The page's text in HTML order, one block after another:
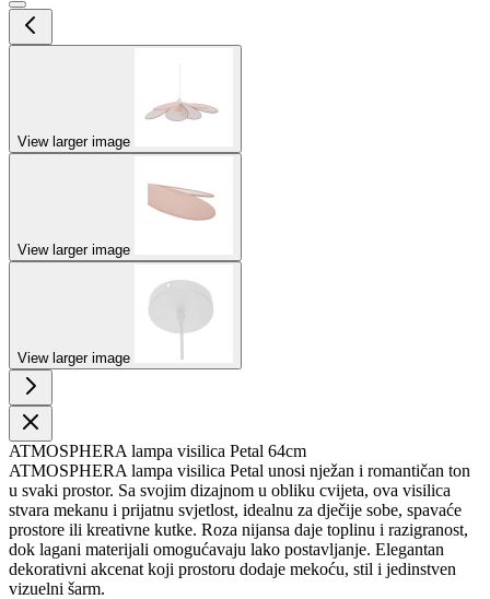
View larger image
View larger image
View larger image
ATMOSPHERA lampa visilica Petal 64cm
ATMOSPHERA lampa visilica Petal unosi nježan i romantičan ton
u svaki prostor. Sa svojim dizajnom u obliku cvijeta, ova visilica
stvara mekanu i prijatnu svjetlost, idealnu za dječije sobe, spavaće
prostore ili kreativne kutke. Roza nijansa daje toplinu i razigranost,
dok lagani materijali omogućavaju lako postavljanje. Elegantan
dekorativni akcenat koji prostoru dodaje mekoću, stil i jedinstven
vizuelni šarm.